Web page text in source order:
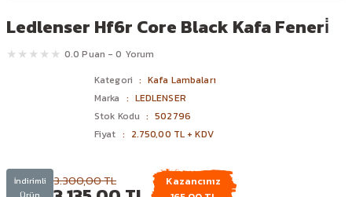
Ledlenser Hf6r Core Black Kafa Feneri̇
0.0 Puan - 0 Yorum
Kategori
Kafa Lambaları
Marka
LEDLENSER
Stok Kodu
502796
Fiyat
2.750,00 TL + KDV
İndirimli
3.300,00 TL
Kazancınız